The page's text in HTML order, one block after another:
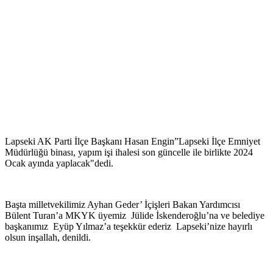
Lapseki AK Parti İlçe Başkanı Hasan Engin”Lapseki İlçe Emniyet
Müdürlüğü binası, yapım işi ihalesi son güncelle ile birlikte 2024
Ocak ayında yaplacak"dedi.
Başta milletvekilimiz Ayhan Geder’ İçişleri Bakan Yardımcısı
Bülent Turan’a MKYK üyemiz Jülide İskenderoğlu’na ve belediye
başkanımız Eyüp Yılmaz’a teşekkür ederiz Lapseki’nize hayırlı
olsun inşallah, denildi.